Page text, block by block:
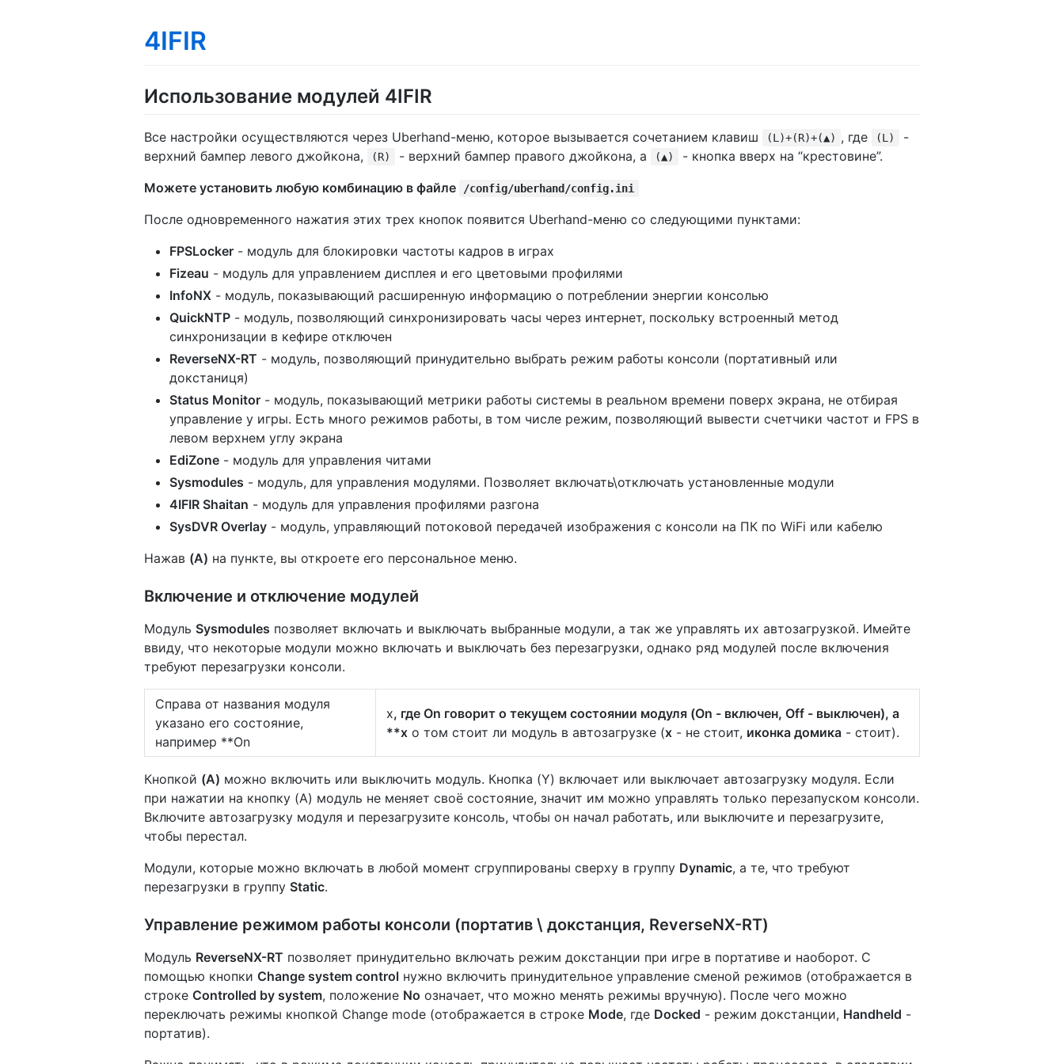
4IFIR
Использование модулей 4IFIR
Все настройки осуществляются через Uberhand-меню, которое вызывается сочетанием клавиш (L)+(R)+(▲) , где (L)
-
верхний бампер левого джойкона,
(R) - верхний бампер правого джойкона, а (▲)
- кнопка вверх на “крестовине”.
Можете установить любую комбинацию в файле
/config/uberhand/config.ini
После одновременного нажатия этих трех кнопок появится Uberhand-меню со следующими пунктами:
FPSLocker - модуль для блокировки частоты кадров в играх
Fizeau - модуль для управлением дисплея и его цветовыми профилями
InfoNX - модуль, показывающий расширенную информацию о потреблении энергии консолью
QuickNTP - модуль, позволяющий синхронизировать часы через интернет, поскольку встроенный метод
синхронизации в кефире отключен
ReverseNX-RT - модуль, позволяющий принудительно выбрать режим работы консоли (портативный или
докстаниця)
Status Monitor - модуль, показывающий метрики работы системы в реальном времени поверх экрана, не отбирая
управление у игры. Есть много режимов работы, в том числе режим, позволяющий вывести счетчики частот и FPS в
левом верхнем углу экрана
EdiZone - модуль для управления читами
Sysmodules - модуль, для управления модулями. Позволяет включать\отключать установленные модули
4IFIR Shaitan - модуль для управления профилями разгона
SysDVR Overlay - модуль, управляющий потоковой передачей изображения с консоли на ПК по WiFi или кабелю
Нажав (A) на пункте, вы откроете его персональное меню.
Включение и отключение модулей
Модуль Sysmodules позволяет включать и выключать выбранные модули, а так же управлять их автозагрузкой. Имейте
ввиду, что некоторые модули можно включать и выключать без перезагрузки, однако ряд модулей после включения
требуют перезагрузки консоли.
Справа от названия модуля
указано его состояние,
например **On
х, где On говорит о текущем состоянии модуля (On - включен, Off - выключен), а
**х о том стоит ли модуль в автозагрузке (х - не стоит, иконка домика - стоит).
Кнопкой (A) можно включить или выключить модуль. Кнопка (Y) включает или выключает автозагрузку модуля. Если
при нажатии на кнопку (A) модуль не меняет своё состояние, значит им можно управлять только перезапуском консоли.
Включите автозагрузку модуля и перезагрузите консоль, чтобы он начал работать, или выключите и перезагрузите,
чтобы перестал.
Модули, которые можно включать в любой момент сгруппированы сверху в группу Dynamic, а те, что требуют
перезагрузки в группу Static.
Управление режимом работы консоли (портатив \ докстанция, ReverseNX-RT)
Модуль ReverseNX-RT позволяет принудительно включать режим докстанции при игре в портативе и наоборот. С
помощью кнопки Change system control нужно включить принудительное управление сменой режимов (отображается в
строке Controlled by system, положение No означает, что можно менять режимы вручную). После чего можно
переключать режимы кнопкой Change mode (отображается в строке Mode, где Docked - режим докстанции, Handheld -
портатив).